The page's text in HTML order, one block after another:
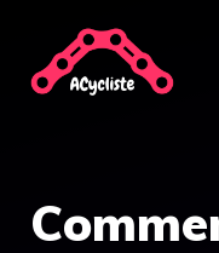
contenu